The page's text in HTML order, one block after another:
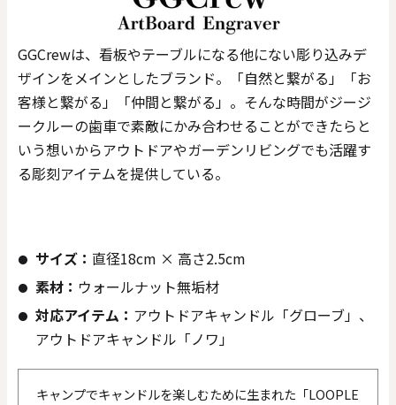
GGCrewは、看板やテーブルになる他にない彫り込みデ
ザインをメインとしたブランド。「自然と繋がる」「お
客様と繋がる」「仲間と繋がる」。そんな時間がジージ
ークルーの歯車で素敵にかみ合わせることができたらと
いう想いからアウトドアやガーデンリビングでも活躍す
る彫刻アイテムを提供している。
サイズ： 直径18cm × 高さ2.5cm
素材： ウォールナット無垢材
対応アイテム： アウトドアキャンドル「グローブ」、
アウトドアキャンドル「ノワ」
キャンプでキャンドルを楽しむために生まれた「LOOPLE